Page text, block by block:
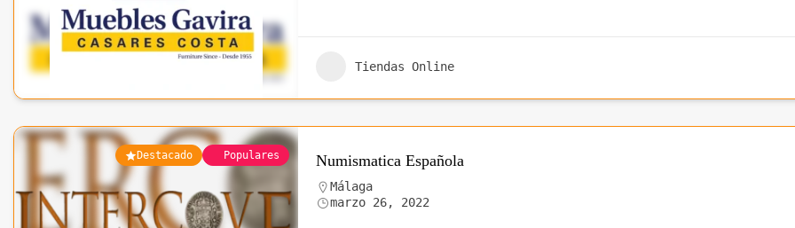
Tiendas Online
Destacado Populares Numismatica Española
Málaga
marzo 26, 2022